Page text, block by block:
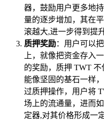
器，鼓励用户更多地
量的逐步增加，其在
滚越大,进一步得到提升
质押奖励：用户可以
上，就像把资金存入
的奖励，质押 TWT
能像坚固的基石一样
过质押操作，用户将
场上的流通量，进而
定器,对其价格形成一